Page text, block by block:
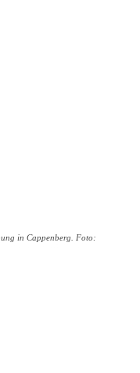
in Cappenberg. Foto: